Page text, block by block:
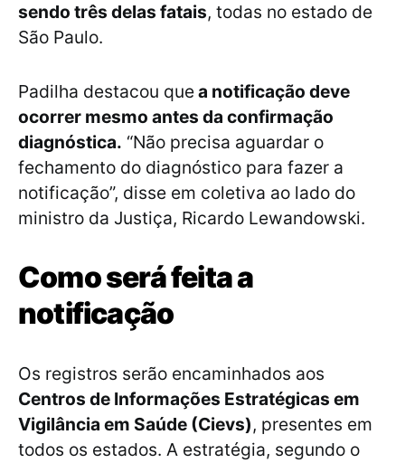
sendo três delas fatais, todas no estado de
São Paulo.
Padilha destacou quea notificação deve
ocorrer mesmo antes da confirmação
diagnóstica. “Não precisa aguardar o
fechamento do diagnóstico para fazer a
notificação”, disse em coletiva ao lado do
ministro da Justiça, Ricardo Lewandowski.
Como será feita a
notificação
Os registros serão encaminhados aos
Centros de Informações Estratégicas em
Vigilância em Saúde (Cievs), presentes em
todos os estados. A estratégia, segundo o